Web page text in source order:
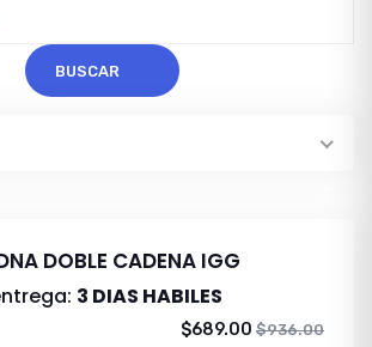
BUSCAR
DOBLE CADENA IGG
3 DIAS HABILES
$689.00 $936.00